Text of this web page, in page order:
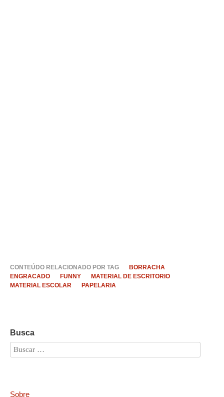
CONTEÚDO RELACIONADO POR TAG
BORRACHA
ENGRACADO
FUNNY
MATERIAL DE ESCRITORIO
MATERIAL ESCOLAR
PAPELARIA
Busca
Sobre